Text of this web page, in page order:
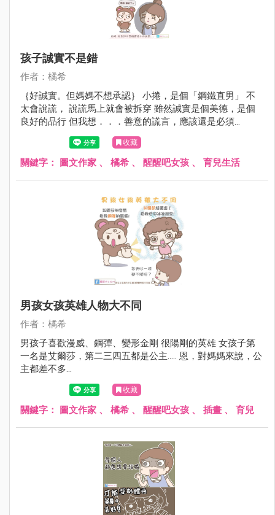
孩子誠實不是錯
作者：橘希
｛好誠實。但媽媽不想承認｝ 小捲，是個「鋼鐵直男」 不
太會說謊， 說謊馬上就會被拆穿 雖然誠實是個美德，是個
良好的品行 但我想．．．善意的謊言，應該還是必須
的．．． 媽現在也不會教，你還是先誠實好了 （雖然媽咪
每次都被你放劍刺傷，但你都不知！） 兒子呀～你以後交女
朋友 那位女孩，白眼翻到後腦勺的狀況應該不會比媽少 她
收藏
關鍵字： 圖文作家 、 橘希 、 醒醒吧女孩 、 育兒生活
男孩女孩英雄人物大不同
作者：橘希
男孩子喜歡漫威、鋼彈、變形金剛 很陽剛的英雄 女孩子第
一名是艾爾莎，第二三四五都是公主..... 恩，對媽媽來說，公
主都差不多...
收藏
關鍵字： 圖文作家 、 橘希 、 醒醒吧女孩 、 插畫 、 育兒